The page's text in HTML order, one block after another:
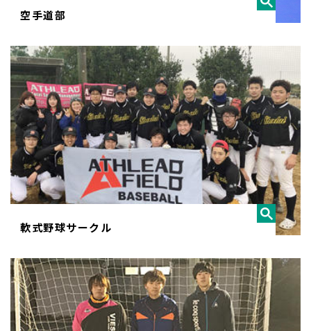
空手道部
軟式野球サークル